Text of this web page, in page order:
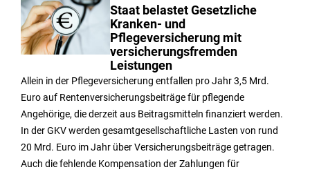
Staat belastet Gesetzliche
Kranken- und
Pflegeversicherung mit
versicherungsfremden
Leistungen
Allein in der Pflegeversicherung entfallen pro Jahr 3,5 Mrd.
Euro auf Rentenversicherungsbeiträge für pflegende
Angehörige, die derzeit aus Beitragsmitteln finanziert werden.
In der GKV werden gesamtgesellschaftliche Lasten von rund
20 Mrd. Euro im Jahr über Versicherungsbeiträge getragen.
Auch die fehlende Kompensation der Zahlungen für